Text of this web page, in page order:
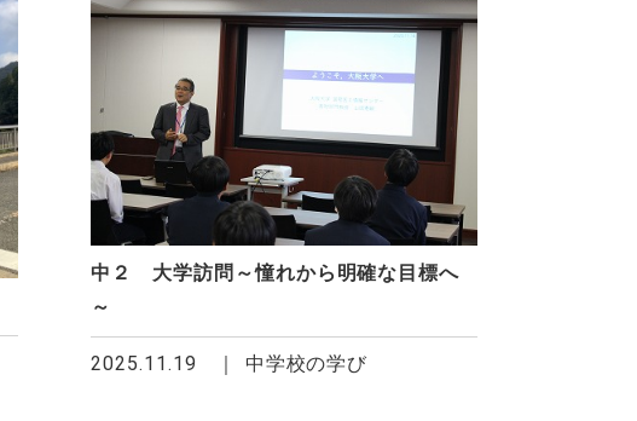
中２ 大学訪問～憧れから明確な目標へ
～
2025.11.19 中学校の学び